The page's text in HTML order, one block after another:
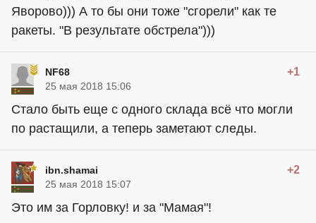
Яворово))) А то бы они тоже "сгорели" как те
ракеты. "В результате обстрела")))
NF68 +1
25 мая 2018 15:06
Стало быть еще с одного склада всё что могли
по растащили, а теперь заметают следы.
ibn.shamai +2
25 мая 2018 15:07
Это им за Горловку! и за "Мамая"!